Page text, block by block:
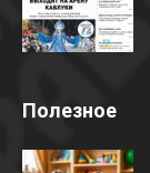
Полезное